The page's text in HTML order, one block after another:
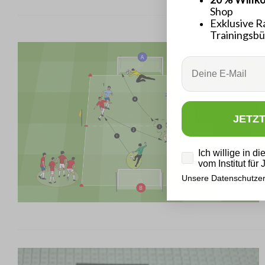
Shop
Exklusive
Email
Datenschutz
Ich willige in
vom Institut für
Unsere